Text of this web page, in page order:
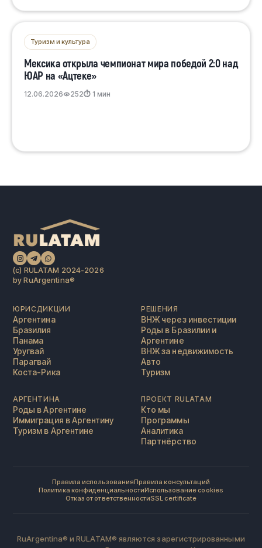
Туризм и культура
Мексика открыла чемпионат мира победой 2:0 над
ЮАР на «Ацтеке»
12.06.2026 252⏱ 1 мин
(c) RULATAM 2024-2026
by RuArgentina®️
ЮРИСДИКЦИИ
Аргентина
Бразилия
Панама
Уругвай
Парагвай
Коста-Рика
РЕШЕНИЯ
ВНЖ через инвестиции
Роды в Бразилии и
Аргентине
ВНЖ за недвижимость
Авто
Туризм
АРГЕНТИНА
Роды в Аргентине
Иммиграция в Аргентину
Туризм в Аргентине
ПРОЕКТ RULATAM
Кто мы
Программы
Аналитика
Партнёрство
Правила использованияПравила консультаций
Политика конфиденциальностиИспользование cookies
Отказ от ответственностиSSL certificate
RuArgentina® и RULATAM® являются зарегистрированными